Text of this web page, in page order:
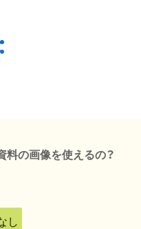
料の画像を使えるの？
し